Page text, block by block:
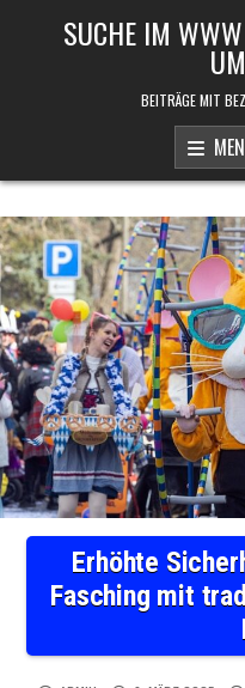
SUCHE IM
BEITRÄGE MIT
Erhöhte
Fasching mit